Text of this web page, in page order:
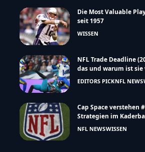
Die Most Valuable
seit 1957
WISSEN
NFL Trade Deadline
das und warum ist
EDITORS PICKNFL NEWS
Cap Space verstehen
Strategien im
NFL NEWSWISSEN